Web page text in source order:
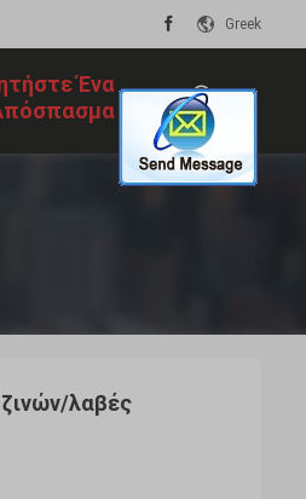
Greek
Ένα
λαβές